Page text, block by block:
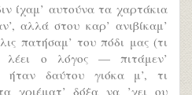
ίχαμ’ αυτούνα τα χαρτάκια
αλλά στου καρ’ ανιβίκαμ’
πατήσαμ’ του πόδι μας (τι
λέει ο λόγος — πιτάμεν’
ήταν δαύτου γιόκα μ’, τι
χριέματ’ δόξα να ’χει ου